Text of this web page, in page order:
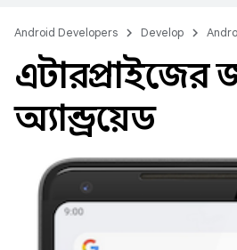
Android Developers Develop
এন্টারপ্রাইজের
অ্যান্ড্রয়েড